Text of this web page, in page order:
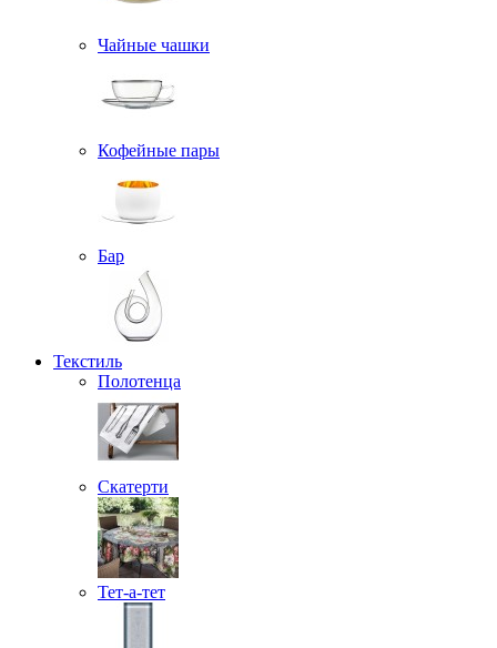
Чайные чашки
Кофейные пары
Бар
Текстиль
Полотенца
Скатерти
Тет-а-тет